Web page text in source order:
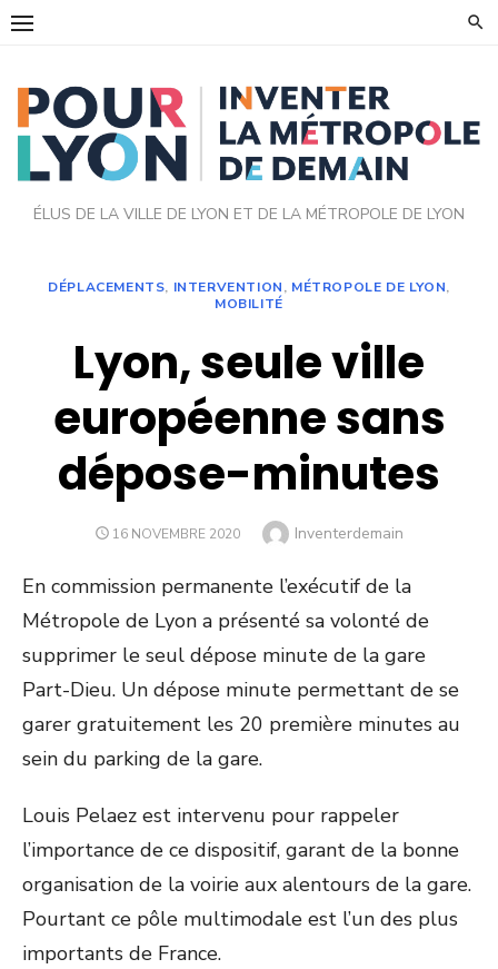
Skip
ÉLUS DE LA VILLE DE LYON ET DE LA MÉTROPOLE DE LYON
DÉPLACEMENTS, INTERVENTION, MÉTROPOLE DE LYON,
MOBILITÉ
Lyon, seule ville
européenne sans
dépose-minutes
POSTED
16 NOVEMBRE 2020 Author
Inventerdemain
En commission permanente l’exécutif de la
Métropole de Lyon a présenté sa volonté de
supprimer le seul dépose minute de la gare
Part-Dieu. Un dépose minute permettant de se
garer gratuitement les 20 première minutes au
sein du parking de la gare.
Louis Pelaez est intervenu pour rappeler
l’importance de ce dispositif, garant de la bonne
organisation de la voirie aux alentours de la gare.
Pourtant ce pôle multimodale est l’un des plus
importants de France.